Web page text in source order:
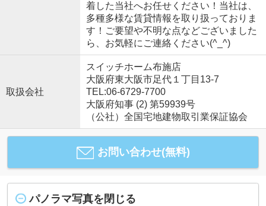
着した当社へお任せください！当社は、
多種多様な賃貸情報を取り扱っておりま
す！ご要望や不明な点などございました
ら、お気軽にご連絡ください(^_^)
取扱会社
スイッチホーム布施店
大阪府東大阪市足代１丁目13-7
TEL:06-6729-7700
大阪府知事 (2) 第59939号
（公社）全国宅地建物取引業保証協会
お問い合わせ(無料)
パノラマ写真を閉じる